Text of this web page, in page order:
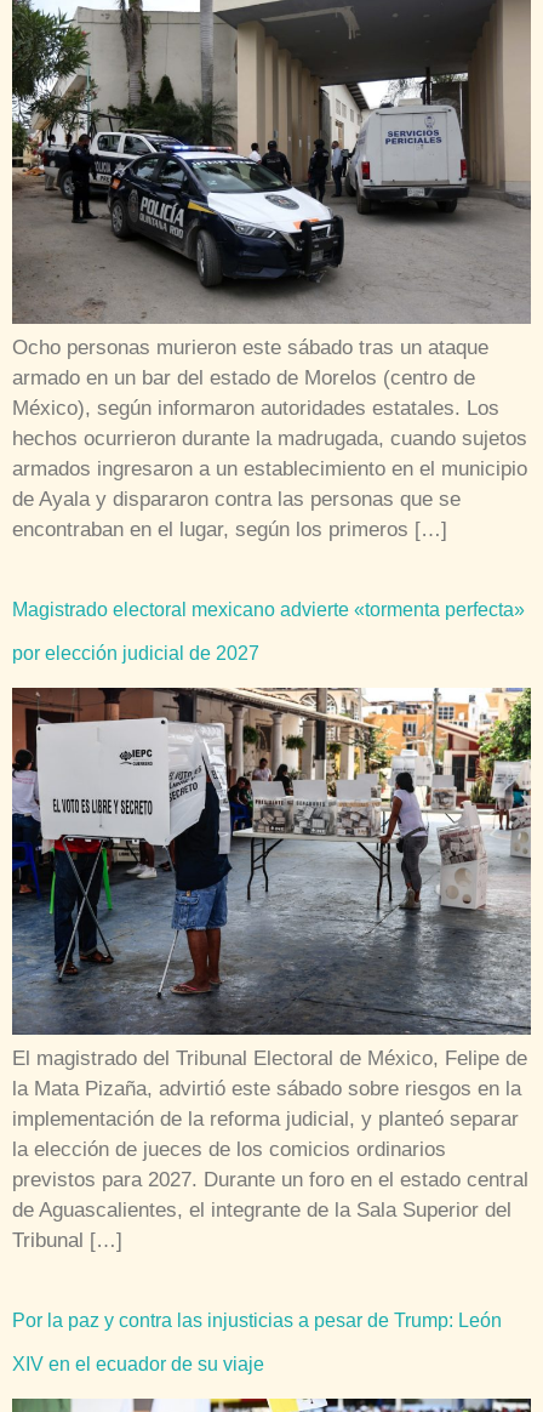
Ocho personas murieron este sábado tras un ataque
armado en un bar del estado de Morelos (centro de
México), según informaron autoridades estatales. Los
hechos ocurrieron durante la madrugada, cuando sujetos
armados ingresaron a un establecimiento en el municipio
de Ayala y dispararon contra las personas que se
encontraban en el lugar, según los primeros […]
Magistrado electoral mexicano advierte «tormenta perfecta»
por elección judicial de 2027
El magistrado del Tribunal Electoral de México, Felipe de
la Mata Pizaña, advirtió este sábado sobre riesgos en la
implementación de la reforma judicial, y planteó separar
la elección de jueces de los comicios ordinarios
previstos para 2027. Durante un foro en el estado central
de Aguascalientes, el integrante de la Sala Superior del
Tribunal […]
Por la paz y contra las injusticias a pesar de Trump: León
XIV en el ecuador de su viaje